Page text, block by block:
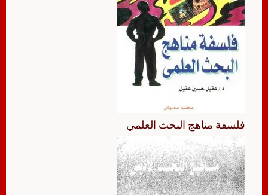
فلسفة مناهج البحث العلمي